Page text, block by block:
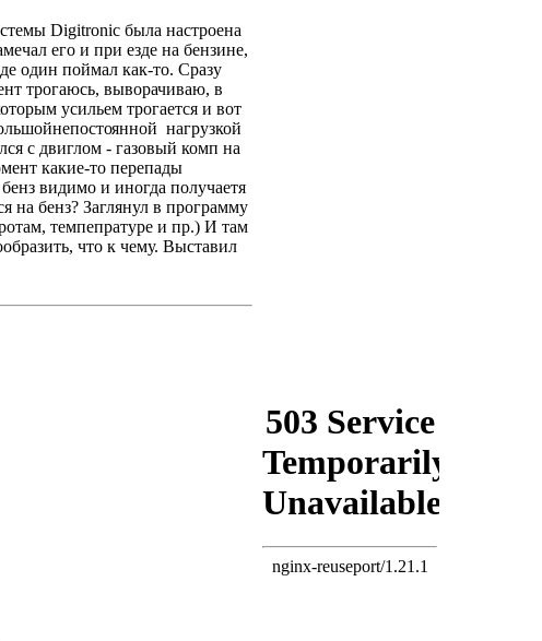
Digitronic была настроена
его и при езде на бензине,
один поймал как-то. Сразу
трогаюсь, выворачиваю, в
усильем трогается и вот
янной нагрузкой
с двиглом - газовый комп на
какие-то перепады
видимо и иногда получаетя
на бенз? Заглянул в программу
темпепратуре и пр.) И там
что к чему. Выставил